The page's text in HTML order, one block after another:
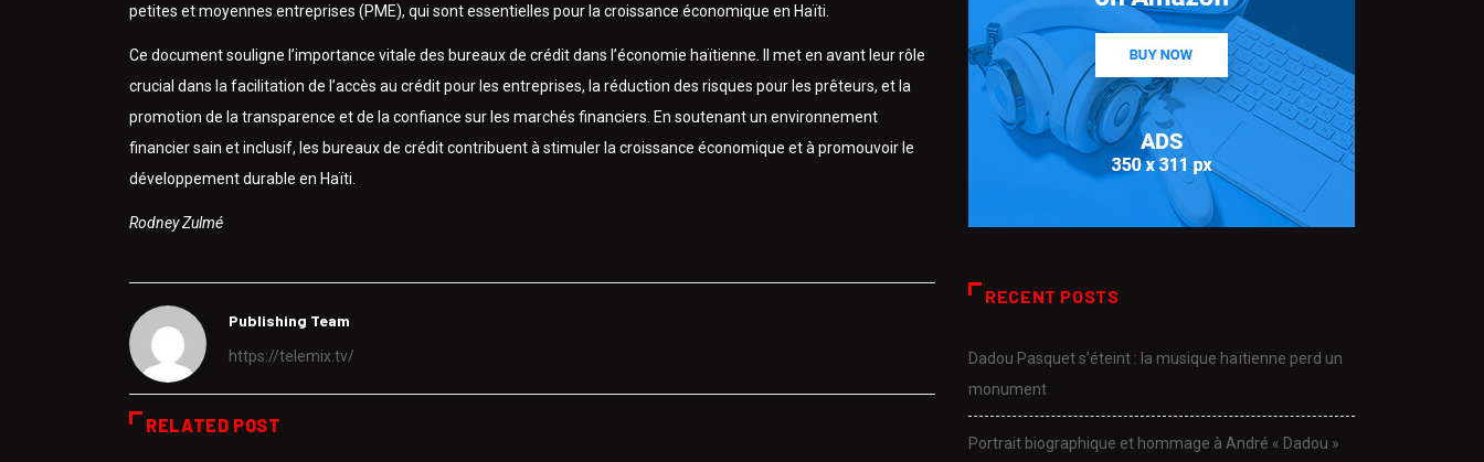
petites et moyennes entreprises (PME), qui sont essentielles pour la croissance économique en Haïti.
Ce document souligne l’importance vitale des bureaux de crédit dans l’économie haïtienne. Il met en avant leur rôle
crucial dans la facilitation de l’accès au crédit pour les entreprises, la réduction des risques pour les prêteurs, et la
promotion de la transparence et de la confiance sur les marchés financiers. En soutenant un environnement
financier sain et inclusif, les bureaux de crédit contribuent à stimuler la croissance économique et à promouvoir le
développement durable en Haïti.
Rodney Zulmé
Publishing Team
https://telemix.tv/
RELATED POST
RECENT POSTS
Dadou Pasquet s’éteint : la musique haïtienne perd un
monument
Portrait biographique et hommage à André « Dadou »